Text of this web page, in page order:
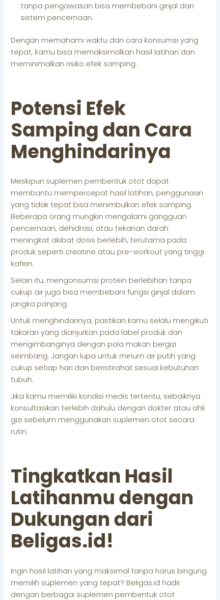
tanpa pengawasan bisa membebani ginjal dan
sistem pencernaan.
Dengan memahami waktu dan cara konsumsi yang
tepat, kamu bisa memaksimalkan hasil latihan dan
meminimalkan risiko efek samping.
Potensi Efek
Samping dan Cara
Menghindarinya
Meskipun suplemen pembentuk otot dapat
membantu mempercepat hasil latihan, penggunaan
yang tidak tepat bisa menimbulkan efek samping.
Beberapa orang mungkin mengalami gangguan
pencernaan, dehidrasi, atau tekanan darah
meningkat akibat dosis berlebih, terutama pada
produk seperti creatine atau pre-workout yang tinggi
kafein.
Selain itu, mengonsumsi protein berlebihan tanpa
cukup air juga bisa membebani fungsi ginjal dalam
jangka panjang.
Untuk menghindarinya, pastikan kamu selalu mengikuti
takaran yang dianjurkan pada label produk dan
mengimbanginya dengan pola makan bergizi
seimbang. Jangan lupa untuk minum air putih yang
cukup setiap hari dan beristirahat sesuai kebutuhan
tubuh.
Jika kamu memiliki kondisi medis tertentu, sebaiknya
konsultasikan terlebih dahulu dengan dokter atau ahli
gizi sebelum menggunakan suplemen otot secara
rutin.
Tingkatkan Hasil
Latihanmu dengan
Dukungan dari
Beligas.id!
Ingin hasil latihan yang maksimal tanpa harus bingung
memilih suplemen yang tepat? Beligas.id hadir
dengan berbagai suplemen pembentuk otot